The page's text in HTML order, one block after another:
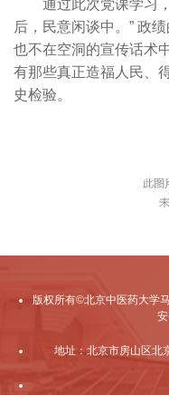
通过此次党课学习
后，民意闲谈中。” 政
也不在空洞的宣传话术
有那些真正造福人民、
史检验。
版权所有©北京中医药大
地址：北京市房山区北